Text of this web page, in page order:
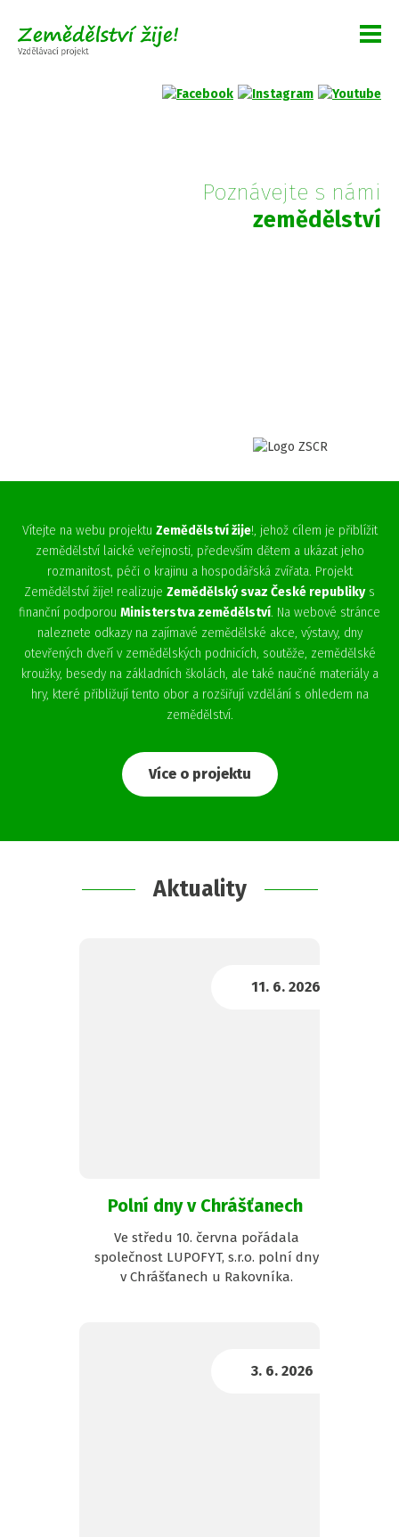
Poznávejte s námi
zemědělství
Vítejte na webu projektu Zemědělství žije!, jehož cílem je přiblížit
zemědělství laické veřejnosti, především dětem a ukázat jeho
rozmanitost, péči o krajinu a hospodářská zvířata. Projekt
Zemědělství žije! realizuje Zemědělský svaz České republikys
finanční podporou Ministerstva zemědělství. Na webové stránce
naleznete odkazy na zajímavé zemědělské akce, výstavy, dny
otevřených dveří v zemědělských podnicích, soutěže, zemědělské
kroužky, besedy na základních školách, ale také naučné materiály a
hry, které přibližují tento obor a rozšiřují vzdělání s ohledem na
zemědělství.
Více o projektu
Aktuality
Polní dny v Chrášťanech
Ve středu 10. června pořádala
společnost LUPOFYT, s.r.o. polní dny
v Chrášťanech u Rakovníka.